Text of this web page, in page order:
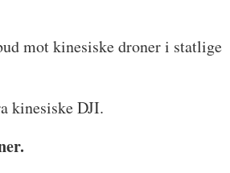
mot kinesiske droner i statlige
kinesiske DJI.